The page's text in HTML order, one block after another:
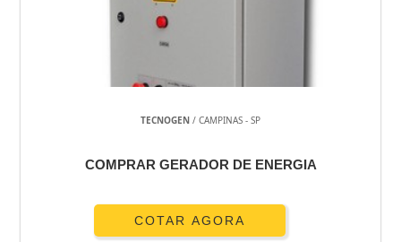
TECNOGEN / CAMPINAS - SP
COMPRAR GERADOR DE ENERGIA
COTAR AGORA